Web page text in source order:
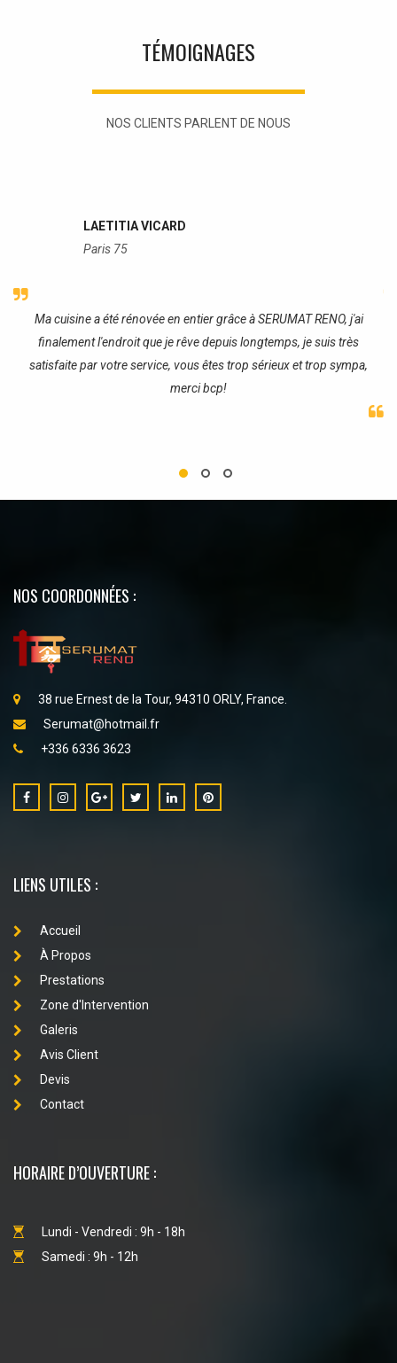
TÉMOIGNAGES
NOS CLIENTS PARLENT DE NOUS
LAETITIA VICARD
Paris 75
Ma cuisine a été rénovée en entier grâce à SERUMAT RENO, j'ai
finalement l'endroit que je rêve depuis longtemps, je suis très
satisfaite par votre service, vous êtes trop sérieux et trop sympa,
merci bcp!
NOS COORDONNÉES :
38 rue Ernest de la Tour, 94310 ORLY, France.
Serumat@hotmail.fr
+336 6336 3623
LIENS UTILES :
Accueil
À Propos
Prestations
Zone d'Intervention
Galeris
Avis Client
Devis
Contact
HORAIRE D’OUVERTURE :
Lundi - Vendredi : 9h - 18h
Samedi : 9h - 12h